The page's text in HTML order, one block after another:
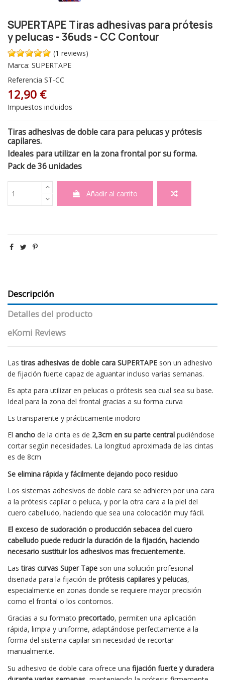
SUPERTAPE Tiras adhesivas para prótesis
y pelucas - 36uds - CC Contour
(1 reviews)
Marca: SUPERTAPE
Referencia ST-CC
12,90 €
Impuestos incluidos
Tiras adhesivas de doble cara para pelucas y prótesis
capilares.
Ideales para utilizar en la zona frontal por su forma.
Pack de 36 unidades
Añadir al carrito
Descripción
Detalles del producto
eKomi Reviews
Las tiras adhesivas de doble cara SUPERTAPE son un adhesivo
de fijación fuerte capaz de aguantar incluso varias semanas.
Es apta para utilizar en pelucas o prótesis sea cual sea su base.
Ideal para la zona del frontal gracias a su forma curva
Es transparente y prácticamente inodoro
El ancho de la cinta es de 2,3cm en su parte central pudiéndose
cortar según necesidades. La longitud aproximada de las cintas
es de 8cm
Se elimina rápida y fácilmente dejando poco residuo
Los sistemas adhesivos de doble cara se adhieren por una cara
a la prótesis capilar o peluca, y por la otra cara a la piel del
cuero cabelludo, haciendo que sea una colocación muy fácil.
El exceso de sudoración o producción sebacea del cuero
cabelludo puede reducir la duración de la fijación, haciendo
necesario sustituir los adhesivos mas frecuentemente.
Lastiras curvas Super Tape son una solución profesional
diseñada para la fijación de prótesis capilares y pelucas,
especialmente en zonas donde se requiere mayor precisión
como el frontal o los contornos.
Gracias a su formato precortado, permiten una aplicación
rápida, limpia y uniforme, adaptándose perfectamente a la
forma del sistema capilar sin necesidad de recortar
manualmente.
Su adhesivo de doble cara ofrece una fijación fuerte y duradera